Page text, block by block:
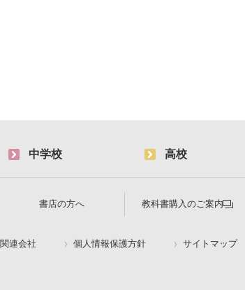
中学校 高校
書店の方へ 教科書購入のご案内
関連会社 個人情報保護方針 サイトマップ